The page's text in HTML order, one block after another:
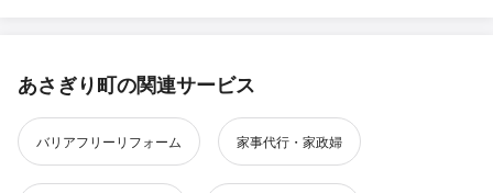
あさぎり町の関連サービス
バリアフリーリフォーム 家事代行・家政婦